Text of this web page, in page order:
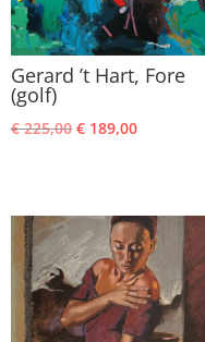
Gerard ’t Hart, Fore
(golf)
€225,00 Oorspronkelijke
€ 225,00.
€ 189,00Huidige
€ 189,00.